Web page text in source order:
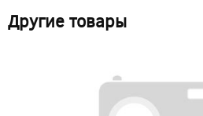
Другие товары